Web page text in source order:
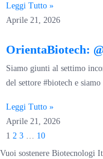
Leggi Tutto »
Aprile 21, 2026
OrientaBiotech:
Siamo giunti al settimo
del settore #biotech e
Leggi Tutto »
Aprile 21, 2026
1 2 3
10
Vuoi sostenere Biotecnologi